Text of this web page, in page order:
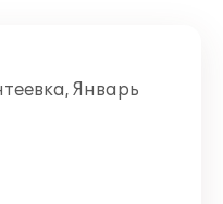
Январь